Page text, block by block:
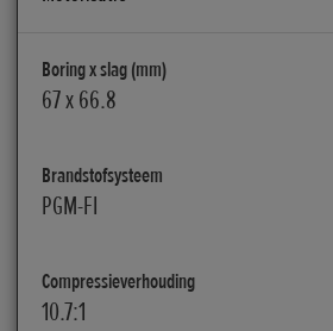
Boring x slag (mm)
67 x 66.8
Brandstofsysteem
PGM-FI
Compressieverhouding
10.7:1